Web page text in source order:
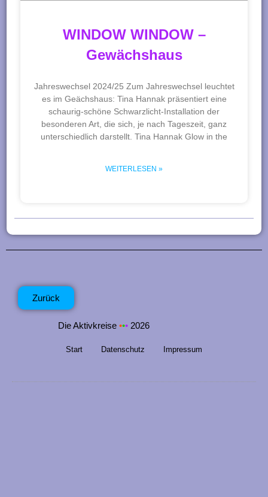
WINDOW WINDOW –
Gewächshaus
Jahreswechsel 2024/25 Zum Jahreswechsel leuchtet
es im Geächshaus: Tina Hannak präsentiert eine
schaurig-schöne Schwarzlicht-Installation der
besonderen Art, die sich, je nach Tageszeit, ganz
unterschiedlich darstellt. Tina Hannak Glow in the
WEITERLESEN »
Zurück
Die Aktivkreise •••2026
Start Datenschutz Impressum